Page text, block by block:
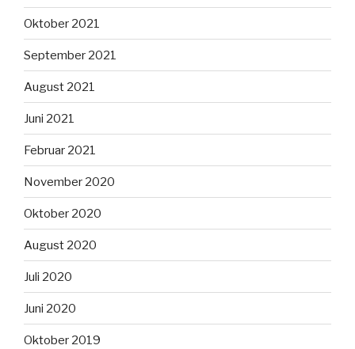
Oktober 2021
September 2021
August 2021
Juni 2021
Februar 2021
November 2020
Oktober 2020
August 2020
Juli 2020
Juni 2020
Oktober 2019